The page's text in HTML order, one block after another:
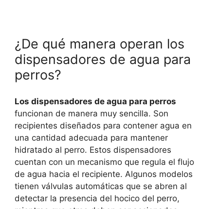
¿De qué manera operan los
dispensadores de agua para
perros?
Los dispensadores de agua para perros
funcionan de manera muy sencilla. Son
recipientes diseñados para contener agua en
una cantidad adecuada para mantener
hidratado al perro. Estos dispensadores
cuentan con un mecanismo que regula el flujo
de agua hacia el recipiente. Algunos modelos
tienen válvulas automáticas que se abren al
detectar la presencia del hocico del perro,